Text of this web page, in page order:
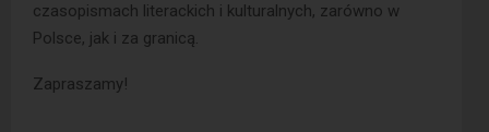
czasopismach literackich i kulturalnych, zarówno w
Polsce, jak i za granicą.
Zapraszamy!